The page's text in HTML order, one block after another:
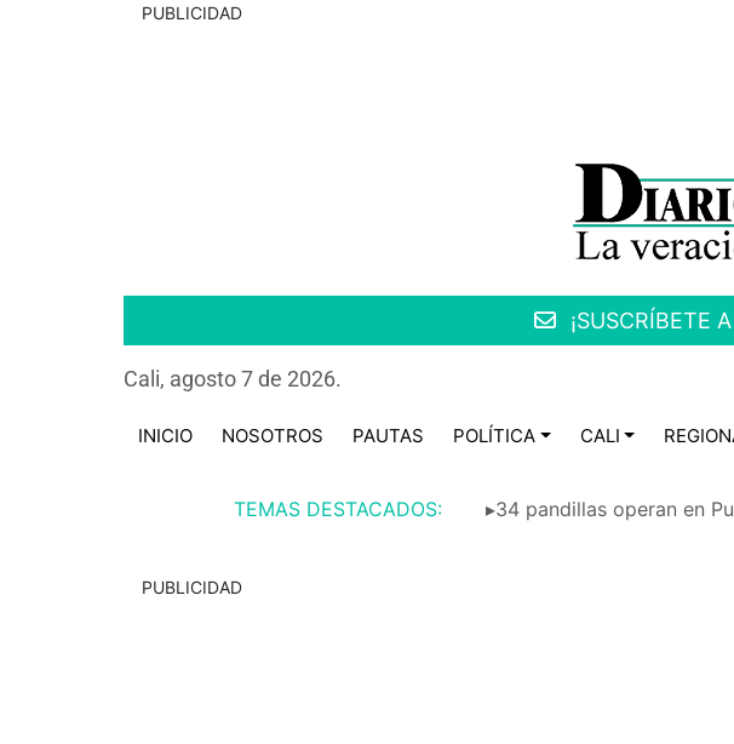
PUBLICIDAD
¡SUSCRÍBETE
Cali, agosto 7 de 2026.
INICIO NOSOTROS PAUTAS POLÍTICA CALI
TEMAS DESTACADOS: ▸34 pandillas operan en
PUBLICIDAD